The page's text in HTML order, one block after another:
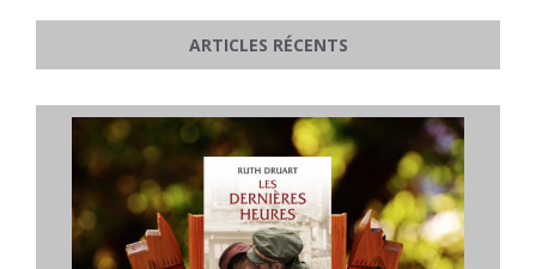
ARTICLES RÉCENTS